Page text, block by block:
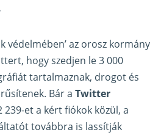
védelmében’ az orosz kormány
hogy szedjen le 3 000
tartalmaznak, drogot és
Bár a Twitter
239-et a kért fiókok közül, a
továbbra is lassítják